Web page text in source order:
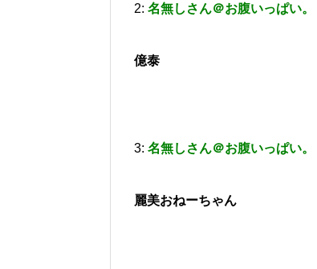
2: 名無しさん＠お腹いっぱい。
億泰
3: 名無しさん＠お腹いっぱい。
麗美おねーちゃん